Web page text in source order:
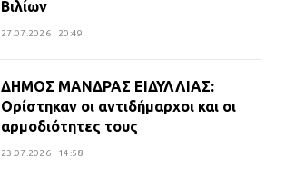
Βιλίων
27.07.2026 | 20:49
ΔΗΜΟΣ ΜΑΝΔΡΑΣ ΕΙΔΥΛΛΙΑΣ:
Ορίστηκαν οι αντιδήμαρχοι και οι
αρμοδιότητες τους
23.07.2026 | 14:58